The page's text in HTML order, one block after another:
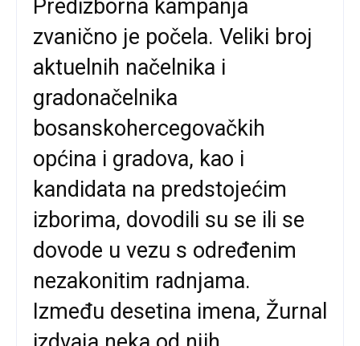
Predizborna kampanja
zvanično je počela. Veliki broj
aktuelnih načelnika i
gradonačelnika
bosanskohercegovačkih
općina i gradova, kao i
kandidata na predstojećim
izborima, dovodili su se ili se
dovode u vezu s određenim
nezakonitim radnjama.
Između desetina imena, Žurnal